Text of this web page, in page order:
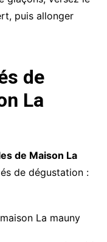
puis allonger
de
La
de Maison La
de dégustation :